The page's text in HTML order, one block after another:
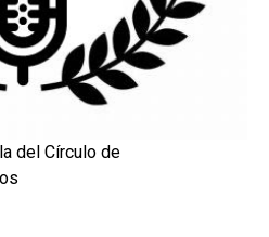
del Círculo de